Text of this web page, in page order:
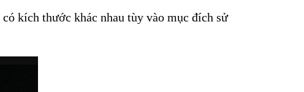
kích thước khác nhau tùy vào mục đích sử